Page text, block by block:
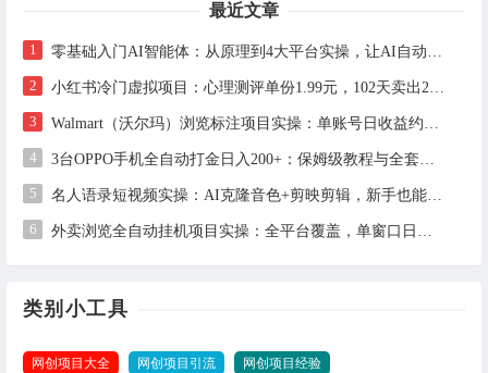
最近文章
1 零基础入门AI智能体：从原理到4大平台实操，让AI自动干活
2 小红书冷门虚拟项目：心理测评单份1.99元，102天卖出2.4万份，月入1万+
3 Walmart（沃尔玛）浏览标注项目实操：单账号日收益约3美金，电脑可多开
4 3台OPPO手机全自动打金日入200+：保姆级教程与全套工具详解
5 名人语录短视频实操：AI克隆音色+剪映剪辑，新手也能快速起号
6 外卖浏览全自动挂机项目实操：全平台覆盖，单窗口日收益30+，支持批量矩阵多开
类别小工具
网创项目大全 网创项目引流 网创项目经验